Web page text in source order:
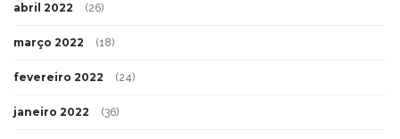
abril 2022 (26)
março 2022 (18)
fevereiro 2022 (24)
janeiro 2022 (36)